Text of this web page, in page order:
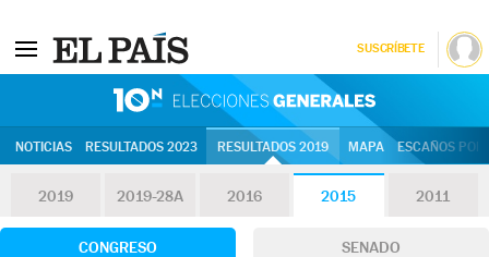
SUSCRÍBETE
NOTICIAS RESULTADOS 2023 RESULTADOS 2019 MAPA ESCAÑOS
2019 2019-28A 2016 2015 2011
CONGRESO SENADO